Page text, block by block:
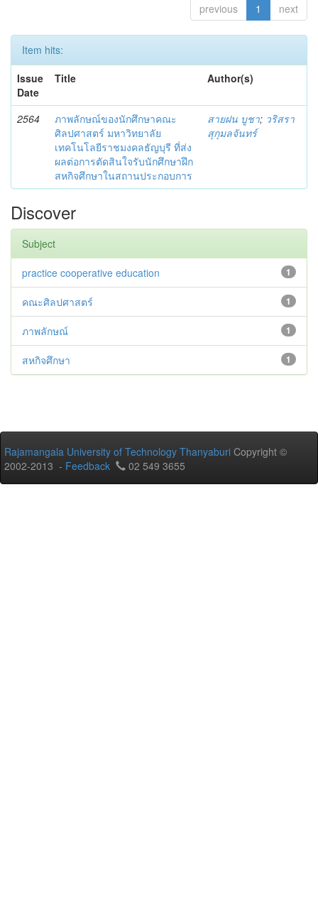
previous 1 next
Item hits:
Issue
Date
Title Author(s)
2564
ภาพลักษณ์ของนักศึกษาคณะ
ศิลปศาสตร์ มหาวิทยาลัย
เทคโนโลยีราชมงคลธัญบุรี ที่ส่ง
ผลต่อการตัดสินใจรับนักศึกษาฝึก
สหกิจศึกษาในสถานประกอบการ
สายฝน บูชา; วริสรา
สุกุมลจันทร์
Discover
Subject
1
practice cooperative education
1
คณะศิลปศาสตร์
1
ภาพลักษณ์
1
สหกิจศึกษา
Rajamangala University of Technology Thanyaburi Copyright ©
2002-2013 - Feedback 02 549 3655